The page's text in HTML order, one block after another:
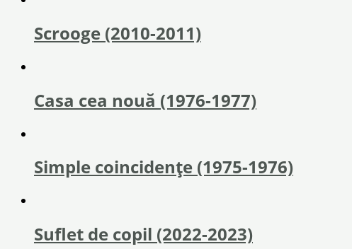
Scrooge (2010-2011)
Casa cea nouă (1976-1977)
Simple coincidențe (1975-1976)
Suflet de copil (2022-2023)